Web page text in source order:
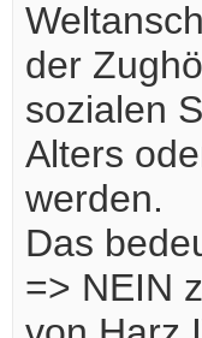
der
sozialen
Alters
werden.
Das
=> NEIN